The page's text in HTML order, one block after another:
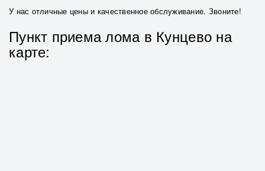
У нас отличные цены и качественное обслуживание. Звоните!
Пункт приема лома в Кунцево на
карте: